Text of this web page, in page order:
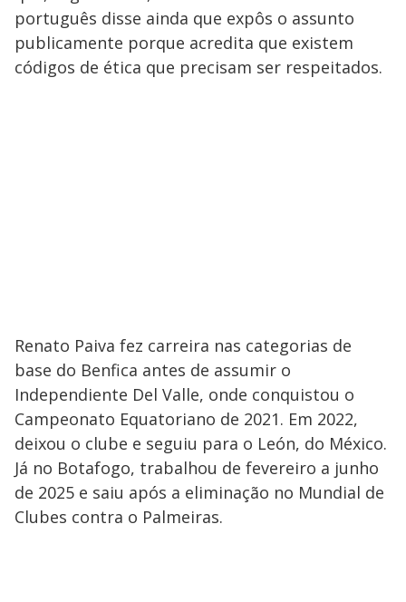
português disse ainda que expôs o assunto
publicamente porque acredita que existem
códigos de ética que precisam ser respeitados.
Renato Paiva fez carreira nas categorias de
base do Benfica antes de assumir o
Independiente Del Valle, onde conquistou o
Campeonato Equatoriano de 2021. Em 2022,
deixou o clube e seguiu para o León, do México.
Já no Botafogo, trabalhou de fevereiro a junho
de 2025 e saiu após a eliminação no Mundial de
Clubes contra o Palmeiras.